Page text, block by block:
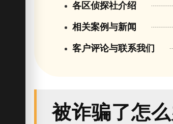
各区侦探社介绍
相关案例与新闻
客户评论与联系我们
被诈骗了怎